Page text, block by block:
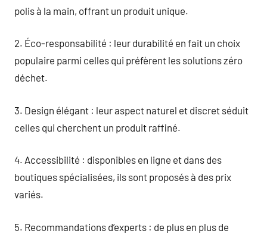
polis à la main, offrant un produit unique.
2. Éco-responsabilité : leur durabilité en fait un choix
populaire parmi celles qui préfèrent les solutions zéro
déchet.
3. Design élégant : leur aspect naturel et discret séduit
celles qui cherchent un produit raffiné.
4. Accessibilité : disponibles en ligne et dans des
boutiques spécialisées, ils sont proposés à des prix
variés.
5. Recommandations d’experts : de plus en plus de